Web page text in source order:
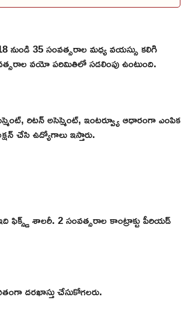
18 నుండి 35 సంవత్సరాల మధ్య వయస్సు కలిగి
వయో పరిమితిలో సడలింపు ఉంటుంది.
రిటన్ అసెస్మెంట్, ఇంటర్వ్యూ ఆధారంగా ఎంపిక
చేసి ఉద్యోగాలు ఇస్తారు.
ఫిక్స్డ్ శాలరీ. 2 సంవత్సరాల కాంట్రాక్టు పీరియడ్
దరఖాస్తు చేసుకోగలరు.